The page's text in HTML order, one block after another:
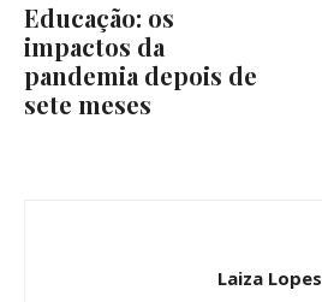
Educação: os
impactos da
pandemia depois de
sete meses
Laiza Lopes